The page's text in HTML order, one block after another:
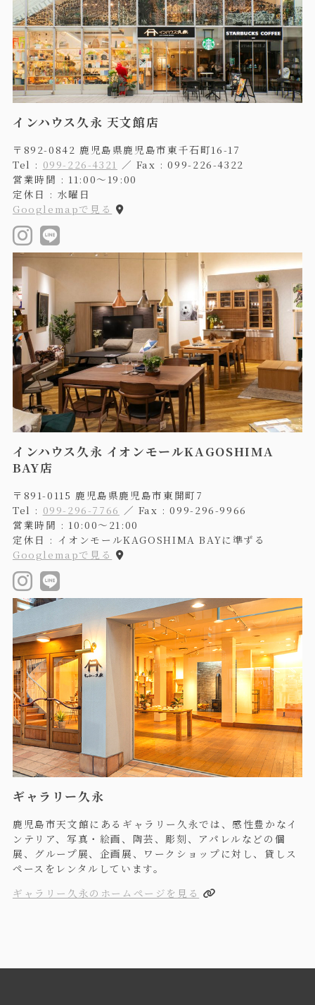
インハウス久永 天文館店
〒892-0842 鹿児島県鹿児島市東千石町16-17
Tel : 099-226-4321 ／ Fax : 099-226-4322
営業時間 : 11:00〜19:00
定休日 : 水曜日
Googlemapで見る
インハウス久永 イオンモールKAGOSHIMA
BAY店
〒891-0115 鹿児島県鹿児島市東開町7
Tel : 099-296-7766 ／ Fax : 099-296-9966
営業時間 : 10:00〜21:00
定休日 : イオンモールKAGOSHIMA BAYに準ずる
Googlemapで見る
ギャラリー久永
鹿児島市天文館にあるギャラリー久永では、感性豊かなイ
ンテリア、写真・絵画、陶芸、彫刻、アパレルなどの個
展、グループ展、企画展、ワークショップに対し、貸しス
ペースをレンタルしています。
ギャラリー久永のホームページを見る